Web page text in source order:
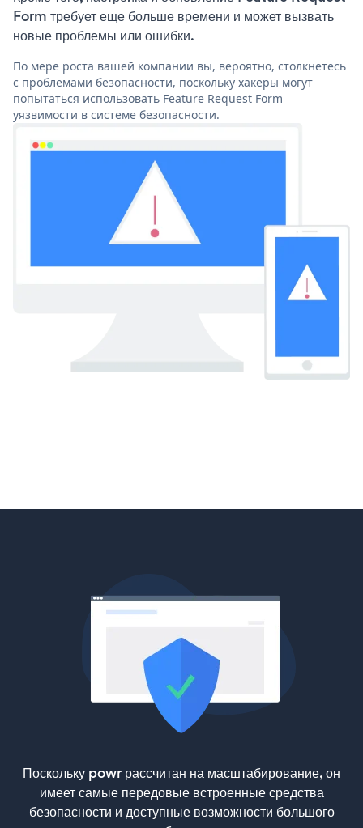
Form требует еще больше времени и может вызвать
новые проблемы или ошибки.
По мере роста вашей компании вы, вероятно, столкнетесь
с проблемами безопасности, поскольку хакеры могут
попытаться использовать Feature Request Form
уязвимости в системе безопасности.
Поскольку powr рассчитан на масштабирование, он
имеет самые передовые встроенные средства
безопасности и доступные возможности большого